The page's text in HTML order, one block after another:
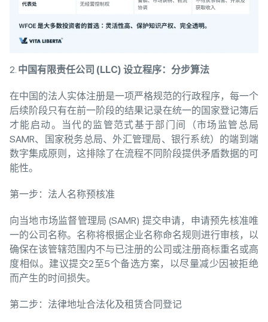
2. 中国有限责任公司 (LLC) 设立程序：分步算法
在中国的法人实体注册是一项严格规范的行政程序，每一个
后续阶段只有在前一阶段的结果记录在统一的国家登记簿后
才能启动。当代的监管范式基于部门间（市场监管总局
SAMR、国家税务总局、外汇管理局、银行系统）的端到端
数字集成原则，这排除了在流程不同阶段提供矛盾数据的可
能性。
第一步：法人名称预核准
向当地市场监督管理局 (SAMR) 提交申请，申请预先核准唯
一的公司名称。名称将根据企业名称命名规则进行审核，以
确保在该管辖范围内不与已注册的公司或注册商标重名或高
度相似。建议提交2至5个备选方案，以尽量减少因被拒绝
而产生的时间损失。
第二步：法律地址合法化及租赁合同登记